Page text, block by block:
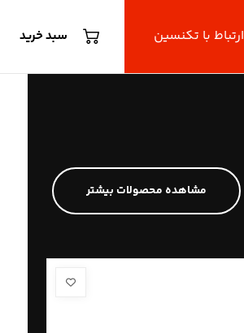
سبد خرید ارتباط با تکنسین
مشاهده محصولات بیشتر